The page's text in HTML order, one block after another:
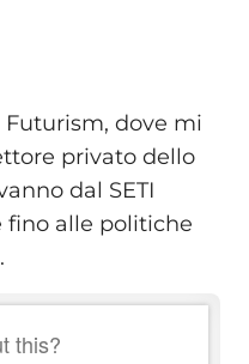
dove mi
privato dello
dal SETI
fino alle politiche